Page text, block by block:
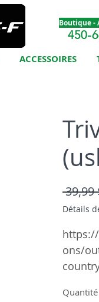
Boutique -
450-
ACCESSOIRES
39,99
Détails
ons/
Quantité